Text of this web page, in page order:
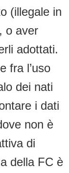
(illegale in
o aver
adottati.
fra l’uso
dei nati
i dati
non è
di
della FC è